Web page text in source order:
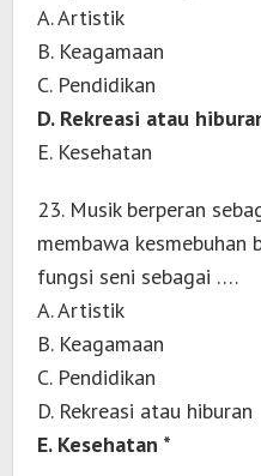
A. Artistik
B. Keagamaan
C. Pendidikan
D. Rekreasi atau
E. Kesehatan
23. Musik berperan
membawa kesmebuhan
fungsi seni sebagai ….
A. Artistik
B. Keagamaan
C. Pendidikan
D. Rekreasi atau hiburan
E. Kesehatan *